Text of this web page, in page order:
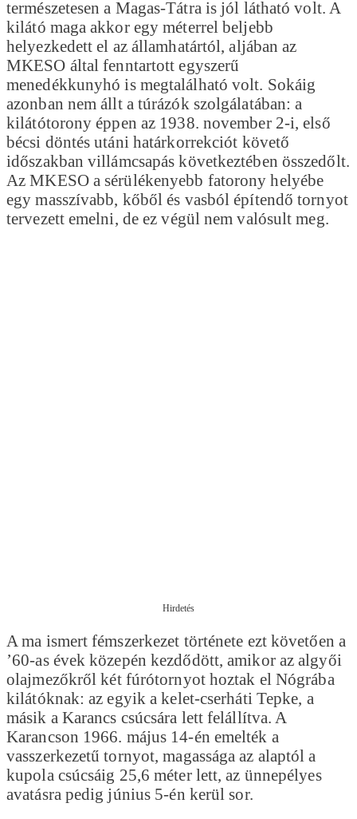
természetesen a Magas-Tátra is jól látható volt. A
kilátó maga akkor egy méterrel beljebb
helyezkedett el az államhatártól, aljában az
MKESO által fenntartott egyszerű
menedékkunyhó is megtalálható volt. Sokáig
azonban nem állt a túrázók szolgálatában: a
kilátótorony éppen az 1938. november 2-i, első
bécsi döntés utáni határkorrekciót követő
időszakban villámcsapás következtében összedőlt.
Az MKESO a sérülékenyebb fatorony helyébe
egy masszívabb, kőből és vasból építendő tornyot
tervezett emelni, de ez végül nem valósult meg.
Hirdetés
A ma ismert fémszerkezet története ezt követően a
’60-as évek közepén kezdődött, amikor az algyői
olajmezőkről két fúrótornyot hoztak el Nógrába
kilátóknak: az egyik a kelet-cserháti Tepke, a
másik a Karancs csúcsára lett felállítva. A
Karancson 1966. május 14-én emelték a
vasszerkezetű tornyot, magassága az alaptól a
kupola csúcsáig 25,6 méter lett, az ünnepélyes
avatásra pedig június 5-én kerül sor.